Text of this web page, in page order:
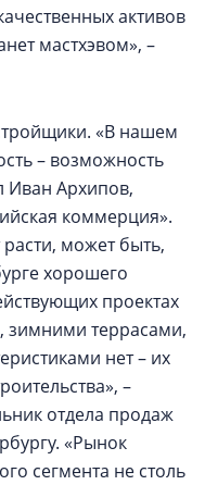
активов
мастхэвом», –
«В нашем
– возможность
Иван Архипов,
коммерция».
может быть,
хорошего
проектах
зимними террасами,
нет – их
–
отдела продаж
«Рынок
сегмента не столь